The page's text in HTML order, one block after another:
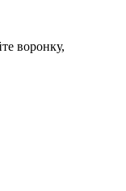
воронку,